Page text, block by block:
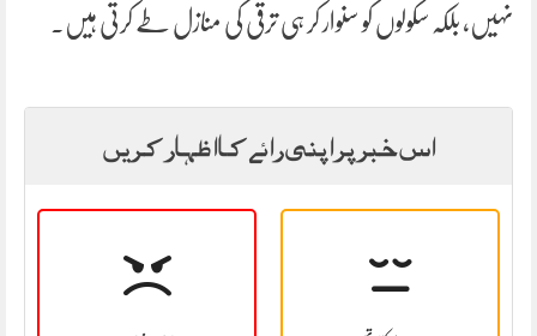
نہیں، بلکہ سکولوں کو سنوار کر ہی ترقی کی منازل طے کرتی ہیں۔
اس خبر پر اپنی رائے کا اظہار کریں